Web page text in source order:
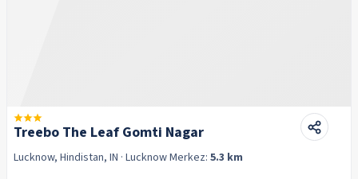
Treebo The Leaf Gomti Nagar
Lucknow, Hindistan, IN · LucknowMerkez: 5.3 km